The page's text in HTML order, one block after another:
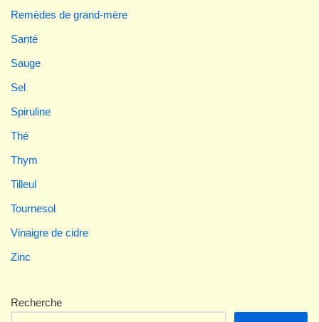
Remèdes de grand-mère
Santé
Sauge
Sel
Spiruline
Thé
Thym
Tilleul
Tournesol
Vinaigre de cidre
Zinc
Recherche